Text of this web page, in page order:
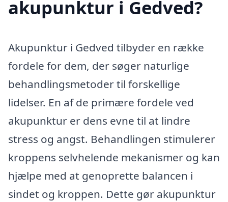
akupunktur i Gedved?
Akupunktur i Gedved tilbyder en række
fordele for dem, der søger naturlige
behandlingsmetoder til forskellige
lidelser. En af de primære fordele ved
akupunktur er dens evne til at lindre
stress og angst. Behandlingen stimulerer
kroppens selvhelende mekanismer og kan
hjælpe med at genoprette balancen i
sindet og kroppen. Dette gør akupunktur